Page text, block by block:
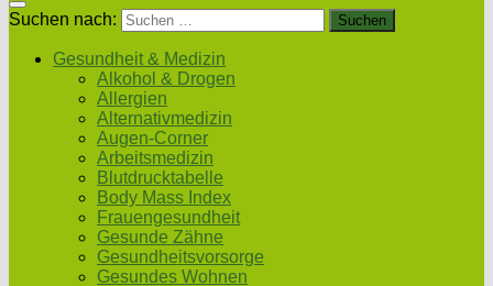
Suchen nach:
Gesundheit & Medizin
Alkohol & Drogen
Allergien
Alternativmedizin
Augen-Corner
Arbeitsmedizin
Blutdrucktabelle
Body Mass Index
Frauengesundheit
Gesunde Zähne
Gesundheitsvorsorge
Gesundes Wohnen